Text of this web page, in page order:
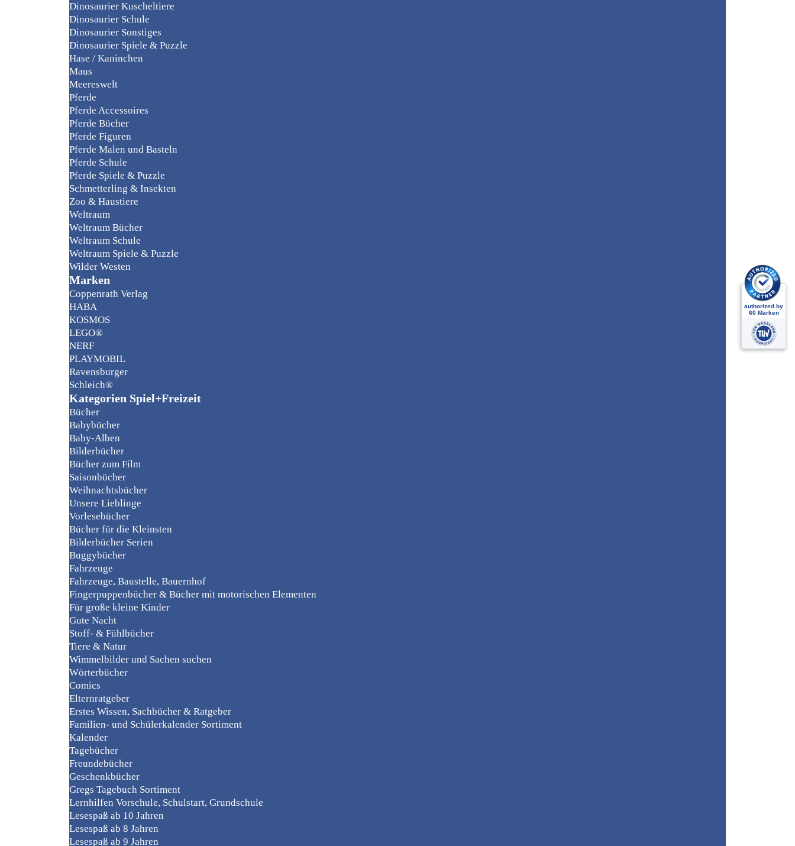
Dinosaurier Kuscheltiere
Dinosaurier Schule
Dinosaurier Sonstiges
Dinosaurier Spiele & Puzzle
Hase / Kaninchen
Maus
Meereswelt
Pferde
Pferde Accessoires
Pferde Bücher
Pferde Figuren
Pferde Malen und Basteln
Pferde Schule
Pferde Spiele & Puzzle
Schmetterling & Insekten
Zoo & Haustiere
Weltraum
Weltraum Bücher
Weltraum Schule
Weltraum Spiele & Puzzle
Wilder Westen
Marken
Coppenrath Verlag
HABA
KOSMOS
LEGO®
NERF
PLAYMOBIL
Ravensburger
Schleich®
Kategorien Spiel+Freizeit
Bücher
Babybücher
Baby-Alben
Bilderbücher
Bücher zum Film
Saisonbücher
Weihnachtsbücher
Unsere Lieblinge
Vorlesebücher
Bücher für die Kleinsten
Bilderbücher Serien
Buggybücher
Fahrzeuge
Fahrzeuge, Baustelle, Bauernhof
Fingerpuppenbücher & Bücher mit motorischen Elementen
Für große kleine Kinder
Gute Nacht
Stoff- & Fühlbücher
Tiere & Natur
Wimmelbilder und Sachen suchen
Wörterbücher
Comics
Elternratgeber
Erstes Wissen, Sachbücher & Ratgeber
Familien- und Schülerkalender Sortiment
Kalender
Tagebücher
Freundebücher
Geschenkbücher
Gregs Tagebuch Sortiment
Lernhilfen Vorschule, Schulstart, Grundschule
Lesespaß ab 10 Jahren
Lesespaß ab 8 Jahren
Lesespaß ab 9 Jahren